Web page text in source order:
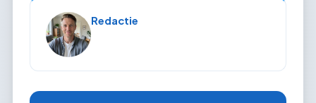
Redactie